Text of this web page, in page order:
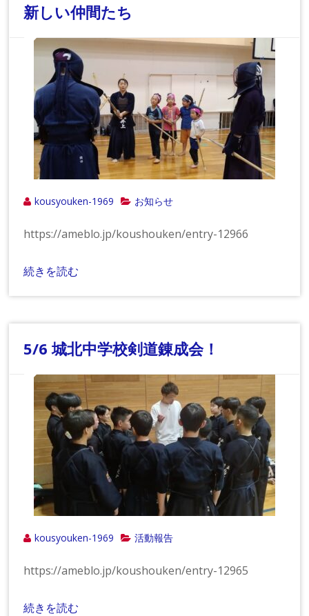
新しい仲間たち
kousyouken-1969 お知らせ
https://ameblo.jp/koushouken/entry-12966
続きを読む
5/6 城北中学校剣道錬成会！
kousyouken-1969 活動報告
https://ameblo.jp/koushouken/entry-12965
続きを読む